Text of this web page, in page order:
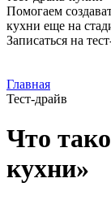
Помогаем
кухни еще на
Записаться на
Главная
Тест-драйв
Что
кухни»